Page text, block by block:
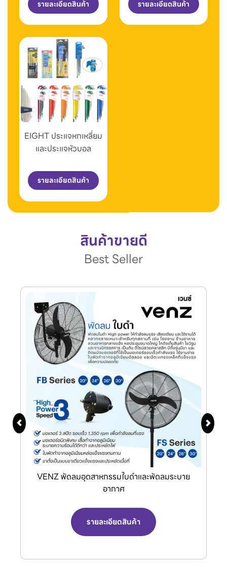
รายละเอียดสินค้า รายละเอียดสินค้า
EIGHT ประแจหกเหลี่ยม
และประแจหัวบอล
รายละเอียดสินค้า
สินค้าขายดี
Best Seller
VENZ พัดลมอุตสาหกรรมใบดำและพัดลมระบาย
อากาศ
รายละเอียดสินค้า